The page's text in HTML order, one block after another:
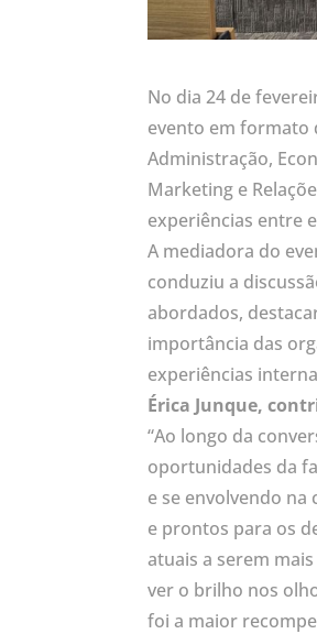
No dia 24 de
evento em formato
Administração,
Marketing e
experiências entre
A mediadora do
conduziu a
abordados,
importância das
experiências
Érica Junque,
“Ao longo da
oportunidades da
e se envolvendo
e prontos para os
atuais a serem
ver o brilho nos
foi a maior